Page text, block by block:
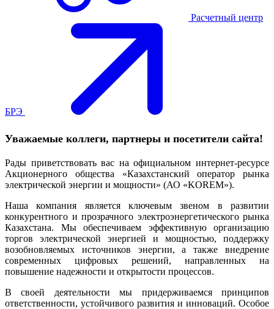
Расчетный центр
БРЭ
Уважаемые коллеги, партнеры и посетители сайта!
Рады приветствовать вас на официальном интернет-ресурсе
Акционерного общества «Казахстанский оператор рынка
электрической энергии и мощности» (АО «KOREM»).
Наша компания является ключевым звеном в развитии
конкурентного и прозрачного электроэнергетического рынка
Казахстана. Мы обеспечиваем эффективную организацию
торгов электрической энергией и мощностью, поддержку
возобновляемых источников энергии, а также внедрение
современных цифровых решений, направленных на
повышение надежности и открытости процессов.
В своей деятельности мы придерживаемся принципов
ответственности, устойчивого развития и инноваций. Особое